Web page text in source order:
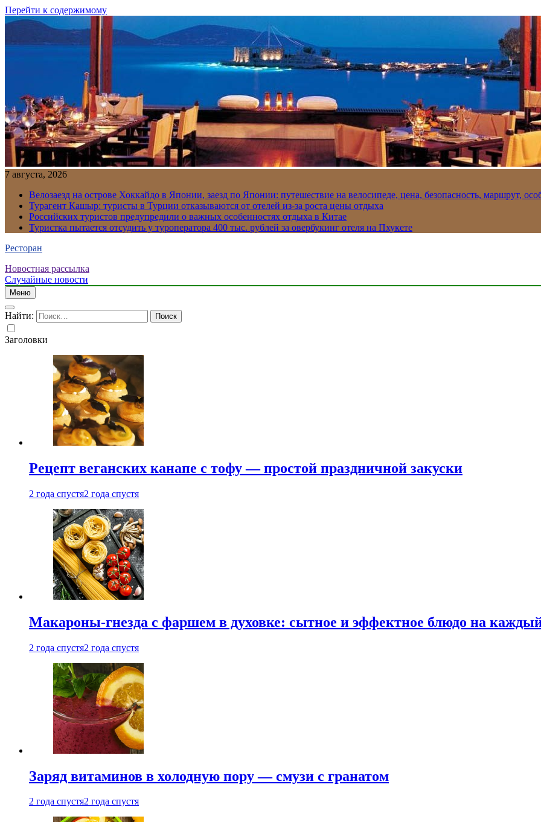
Перейти к содержимому
7 августа, 2026
Велозаезд на острове Хоккайдо в Японии, заезд по Японии: путешествие на велосипеде, цена, безопасность, маршрут,
Турагент Кашыр: туристы в Турции отказываются от отелей из-за роста цены отдыха
Российских туристов предупредили о важных особенностях отдыха в Китае
Туристка пытается отсудить у туроператора 400 тыс. рублей за овербукинг отеля на Пхукете
Ресторан
Новостная рассылка
Случайные новости
Меню
Найти:
Заголовки
Рецепт веганских канапе с тофу — простой праздничной закуски
2 года спустя2 года спустя
Макароны-гнезда с фаршем в духовке: сытное и эффектное блюдо на
2 года спустя2 года спустя
Заряд витаминов в холодную пору — смузи с гранатом
2 года спустя2 года спустя